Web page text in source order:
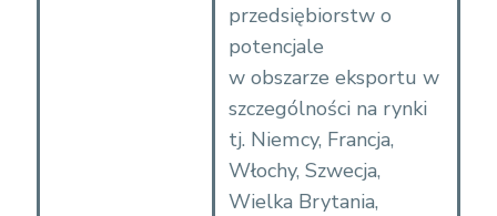
przedsiębiorstw o
potencjale
w obszarze eksportu w
szczególności na rynki
tj. Niemcy, Francja,
Włochy, Szwecja,
Wielka Brytania,